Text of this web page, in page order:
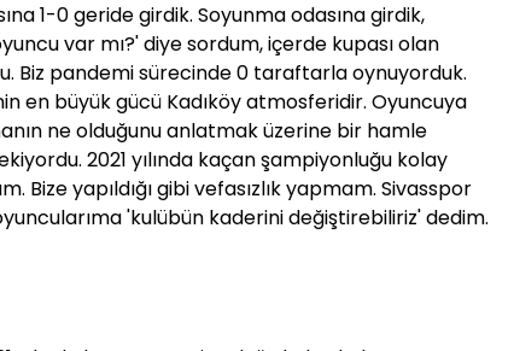
1-0 geride girdik. Soyunma odasına girdik,
var mı?' diye sordum, içerde kupası olan
Biz pandemi sürecinde 0 taraftarla oynuyorduk.
en büyük gücü Kadıköy atmosferidir. Oyuncuya
ne olduğunu anlatmak üzerine bir hamle
2021 yılında kaçan şampiyonluğu kolay
Bize yapıldığı gibi vefasızlık yapmam. Sivasspor
'kulübün kaderini değiştirebiliriz' dedim.